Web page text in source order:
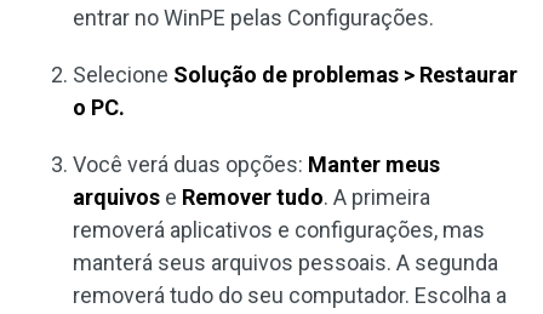
entrar no WinPE pelas Configurações.
Selecione Solução de problemas > Restaurar
o PC.
Você verá duas opções: Manter meus
arquivos e Remover tudo. A primeira
removerá aplicativos e configurações, mas
manterá seus arquivos pessoais. A segunda
removerá tudo do seu computador. Escolha a